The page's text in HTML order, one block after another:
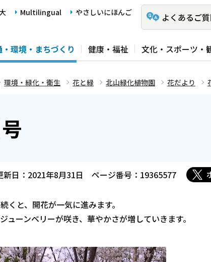
Multilingual やさしいにほんご よくあるご
環境・まちづくり 健康・福祉 文化・スポーツ・
環境・緑化・衛生 花と緑 北山緑化植物園 花だより
新日：2021年8月31日 ページ番号：19365577
と、開花が一気に進みます。
ーンベリーが咲き、華やかさが増していきます。